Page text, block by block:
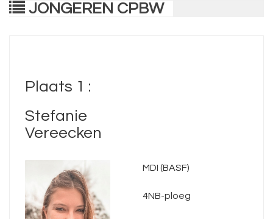
JONGEREN CPBW
Plaats 1 :
Stefanie
Vereecken
MDI (BASF)
4NB-ploeg